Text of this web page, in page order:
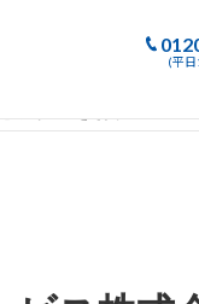
(平